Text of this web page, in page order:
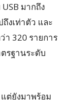
มากถึง
งเท่าตัว และ
า 320 รายการ
รฐานระดับ
ต่ยังมาพร้อม